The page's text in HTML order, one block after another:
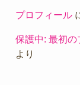
プロフィール
保護中: 最初の
より